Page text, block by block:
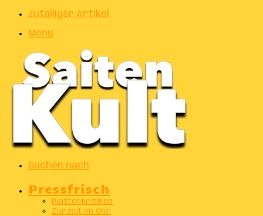
Zufälliger Artikel
Menu
Suchen nach
Pressfrisch
Plattenkritiken
Zurzeit im Ohr